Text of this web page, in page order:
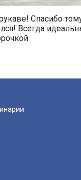
Спасибо
Всегда